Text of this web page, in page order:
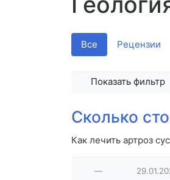
Все Рецензии
Показать фильтр
Сколько
Как лечить артроз
—